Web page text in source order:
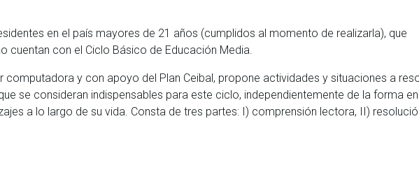
en el país mayores de 21 años (cumplidos al momento de realizarla), que
cuentan con el Ciclo Básico de Educación Media.
computadora y con apoyo del Plan Ceibal, propone actividades y situaciones a
se consideran indispensables para este ciclo, independientemente de la forma
a lo largo de su vida. Consta de tres partes: I) comprensión lectora, II)